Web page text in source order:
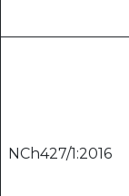
NCh427/1:2016